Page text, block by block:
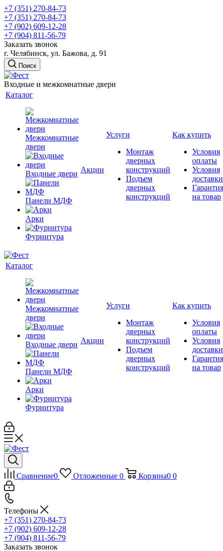
+7 (351) 270-84-73
+7 (351) 270-84-73
+7 (902) 609-12-28
+7 (904) 811-56-79
Заказать звонок
г. Челябинск, ул. Бажова, д. 91
Поиск
Входные и межкомнатные двери
Каталог
Межкомнатные
двери
Входные двери
Панели МДФ
Арки
Фурнитура
Акции
Услуги
Монтаж
дверных
конструкций
Подъем
дверных
конструкций
Как купить
Условия
оплаты
Условия
доставки
Гарантия
на товар
Каталог
Межкомнатные
двери
Входные двери
Панели МДФ
Арки
Фурнитура
Акции
Услуги
Монтаж
дверных
конструкций
Подъем
дверных
конструкций
Как купить
Условия
оплаты
Условия
доставки
Гарантия
на товар
Сравнение0 Отложенные 0 Корзина0 0
Телефоны
+7 (351) 270-84-73
+7 (902) 609-12-28
+7 (904) 811-56-79
Заказать звонок